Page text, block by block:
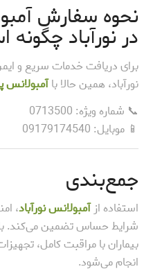
نحوه سفارش
در نورآباد
برای دریافت خدمات سریع و
نورآباد، همین حالا باآمبولانس
📞 شماره ویژه: 0713500
📱 موبایل: 09179174540
جمع‌بندی
استفاده ازآمبولانس نورآباد،
شرایط حساس تضمین می‌کند.
بیماران با مراقبت کامل،
انجام می‌شود.